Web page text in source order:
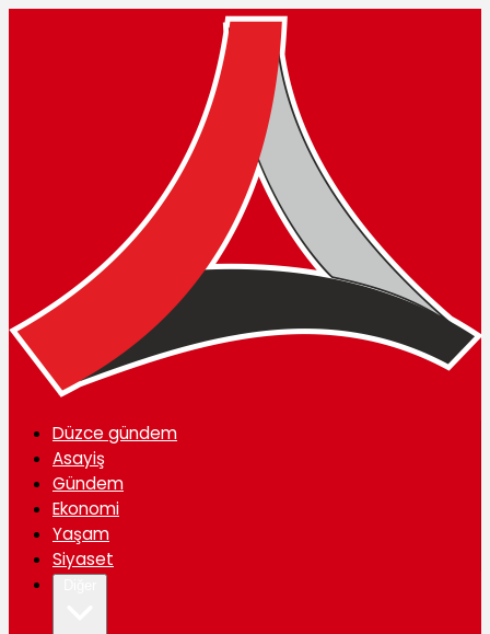
Düzce gündem
Asayiş
Gündem
Ekonomi
Yaşam
Siyaset